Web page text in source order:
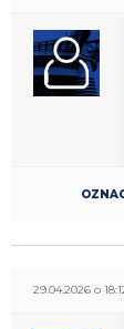
29.04.2026 o